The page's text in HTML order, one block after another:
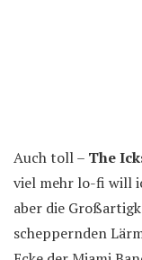
Auch toll – The
viel mehr lo-fi will
aber die
scheppernden